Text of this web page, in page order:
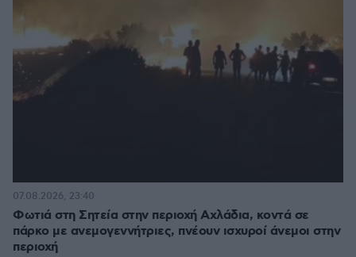
Φωτιά στη Σητεία στην περιοχή Αχλάδια, κοντά σε
πάρκο με ανεμογεννήτριες, πνέουν ισχυροί άνεμοι στην
περιοχή
07.08.2026, 23:40